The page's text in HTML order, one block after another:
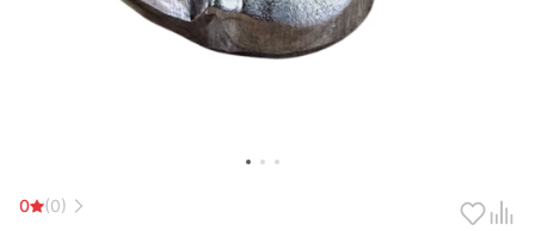
0 (0)